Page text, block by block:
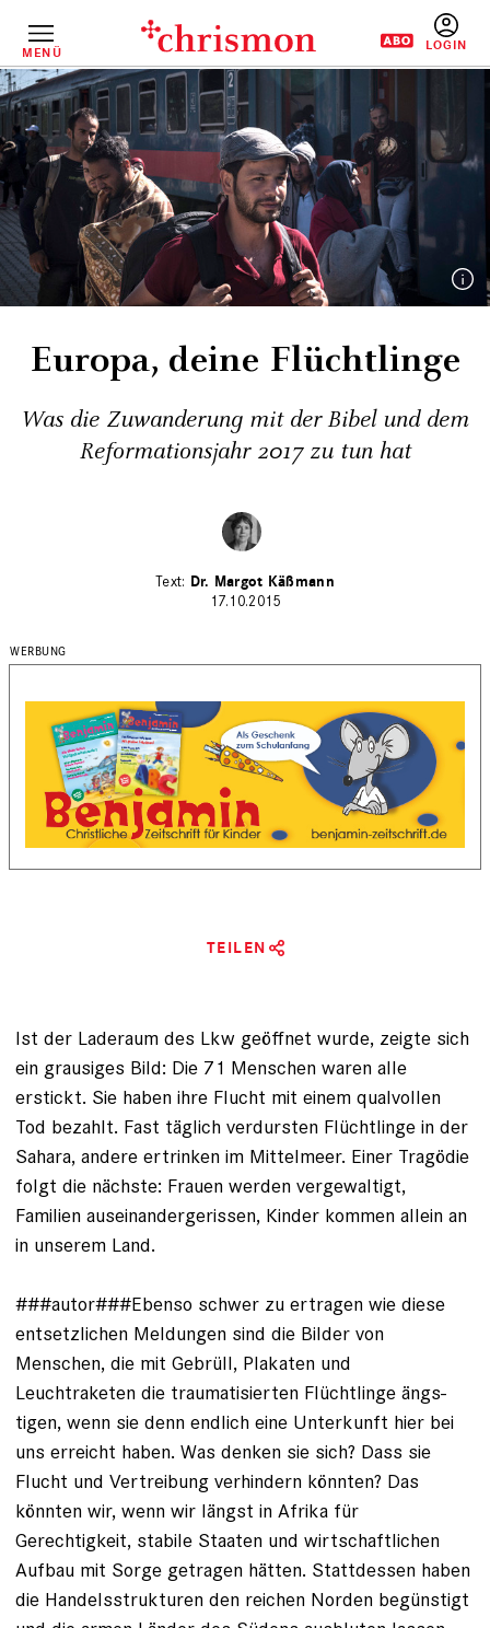
InhaltMENÜ
Europa, ­deine Flüchtlinge
Was die Zuwanderung mit der Bibel und dem
Reformationsjahr 2017 zu tun hat
Dr. Margot Käßmann
17.10.2015
TEILEN
lst der Laderaum des Lkw geöffnet wurde, zeigte sich
ein grausiges Bild: Die 71 Menschen waren alle
erstickt. Sie haben ihre Flucht mit einem qualvollen
Tod bezahlt. Fast täglich ver­durs­ten Flüchtlinge in der
Sahara, andere ertrinken im Mittelmeer. Einer Tragödie
folgt die nächste: Frauen werden vergewaltigt,
Familien auseinandergerissen, Kinder kommen allein an
in unserem Land.
###autor###Ebenso schwer zu ertragen wie diese
entsetzlichen Meldungen sind die Bilder von
Menschen, die mit Gebrüll, Pla­katen und
Leuchtraketen ­die trauma­tisierten Flüchtlinge ängs­
tigen, wenn sie denn endlich eine Unterkunft hier bei
uns erreicht haben. Was denken sie sich? Dass sie
Flucht und Vertreibung verhindern könnten? Das
könnten wir, wenn wir längst in Afrika für
Gerechtigkeit, stabile Staaten und wirtschaft­lichen
Aufbau mit Sorge getragen hätten. Stattdessen haben
die Handelsstrukturen den reichen Norden begünstigt